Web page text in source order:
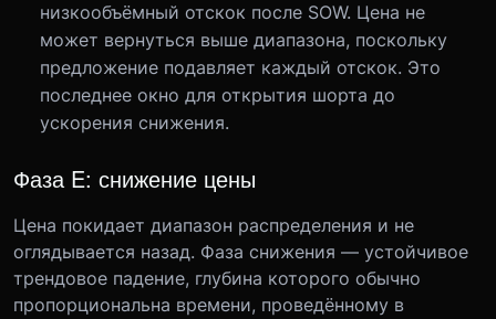
низкообъёмный отскок после SOW. Цена не
может вернуться выше диапазона, поскольку
предложение подавляет каждый отскок. Это
последнее окно для открытия шорта до
ускорения снижения.
Фаза E: снижение цены
Цена покидает диапазон распределения и не
оглядывается назад. Фаза снижения — устойчивое
трендовое падение, глубина которого обычно
пропорциональна времени, проведённому в